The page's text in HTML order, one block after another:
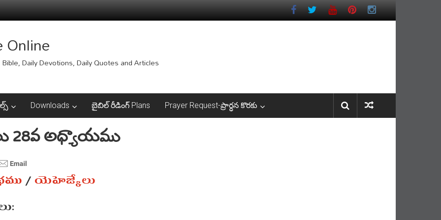
Online
Daily Devotions, Daily Quotes and Articles
Downloads బైబిల్ రీడింగ్ Plans Prayer Request-ప్రార్ధన కొరకు
28వ అధ్యాయము
/యెహెజ్కేలు